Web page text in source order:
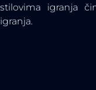
stilovima igranja
igranja.